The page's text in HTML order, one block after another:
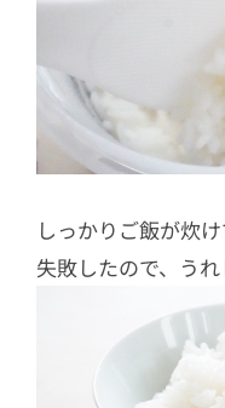
しっかりご飯が炊
失敗したので、うれ